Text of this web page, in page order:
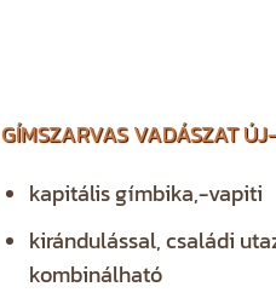
GÍMSZARVAS VADÁSZAT
kapitális gímbika,-vapiti
kirándulással, családi
kombinálható